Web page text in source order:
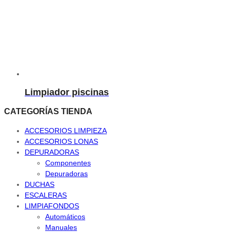
Limpiador piscinas
CATEGORÍAS TIENDA
ACCESORIOS LIMPIEZA
ACCESORIOS LONAS
DEPURADORAS
Componentes
Depuradoras
DUCHAS
ESCALERAS
LIMPIAFONDOS
Automáticos
Manuales